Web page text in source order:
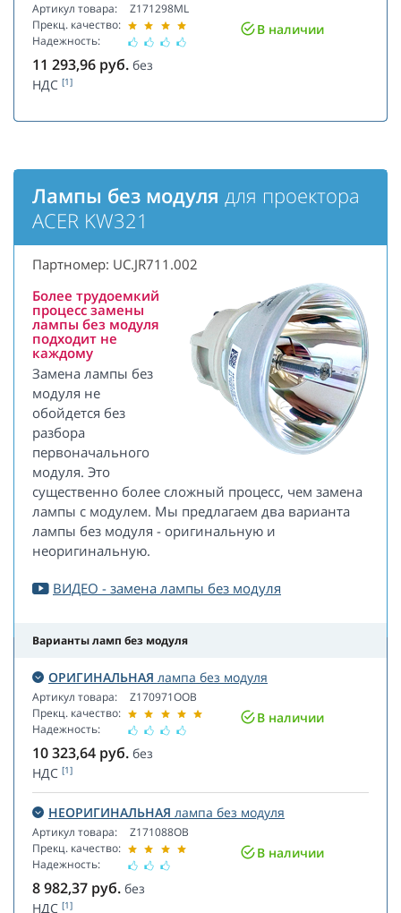
Артикул товара:
Прекц. качество:
Надежность:
Z171298ML
В наличии
11 293,96 руб. без
НДС [1]
Лампы без модуля для проектора
ACER KW321
Партномер: UC.JR711.002
Более трудоемкий
процесс замены
лампы без модуля
подходит не
каждому
Замена лампы без
модуля не
обойдется без
разбора
первоначального
модуля. Это
существенно более сложный процесс, чем замена
лампы с модулем. Мы предлагаем два варианта
лампы без модуля - оригинальную и
неоригинальную.
ВИДЕО - замена лампы без модуля
Варианты ламп без модуля
ОРИГИНАЛЬНАЯ лампа без модуля
Артикул товара:
Прекц. качество:
Надежность:
Z170971OOB
В наличии
10 323,64 руб. без
НДС [1]
НЕОРИГИНАЛЬНАЯ лампа без модуля
Артикул товара:
Прекц. качество:
Надежность:
Z171088OB
В наличии
8 982,37 руб. без
НДС [1]